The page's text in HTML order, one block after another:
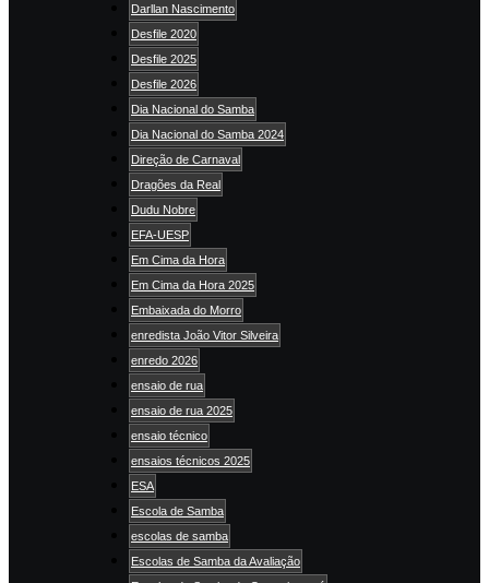
Darllan Nascimento
Desfile 2020
Desfile 2025
Desfile 2026
Dia Nacional do Samba
Dia Nacional do Samba 2024
Direção de Carnaval
Dragões da Real
Dudu Nobre
EFA-UESP
Em Cima da Hora
Em Cima da Hora 2025
Embaixada do Morro
enredista João Vitor Silveira
enredo 2026
ensaio de rua
ensaio de rua 2025
ensaio técnico
ensaios técnicos 2025
ESA
Escola de Samba
escolas de samba
Escolas de Samba da Avaliação